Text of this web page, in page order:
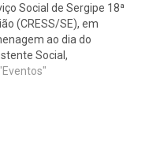
Social de Sergipe 18ª
(CRESS/SE), em
ao dia do
Social,
dia 15 de maio,